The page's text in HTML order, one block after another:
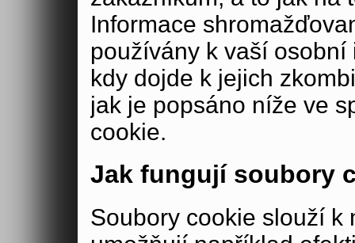
Informace
používány k vaší
kdy dojde k jejich
jak je popsáno níže ve
cookie.
Jak fungují soubory
Soubory cookie slouží k